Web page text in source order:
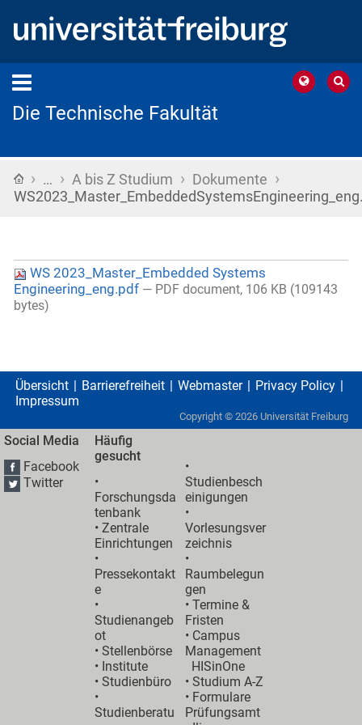
Die Technische Fakultät
Startseite
› … › A bis Z Studium › Dokumente ›
WS 2023_Master_Embedded Systems
Engineering_eng.pdf — PDF document, 106 KB (109143
bytes)
Übersicht Barrierefreiheit Webmaster
Privacy Policy
Impressum
Copyright © 2026 Universität Freiburg
Social Media
Facebook
Twitter
Häufig
gesucht
•
Forschungsda
tenbank
•Zentrale
Einrichtungen
•
Pressekontakt
e
•
Studienangeb
ot
•Stellenbörse
• Institute
•Studienbüro
•
Studienberatu
•
Studienbesch
einigungen
•
Vorlesungsver
zeichnis
•
Raumbelegun
gen
•Termine &
Fristen
• Campus
Management
HISinOne
•Studium A-Z
• Formulare
Prüfungsamt